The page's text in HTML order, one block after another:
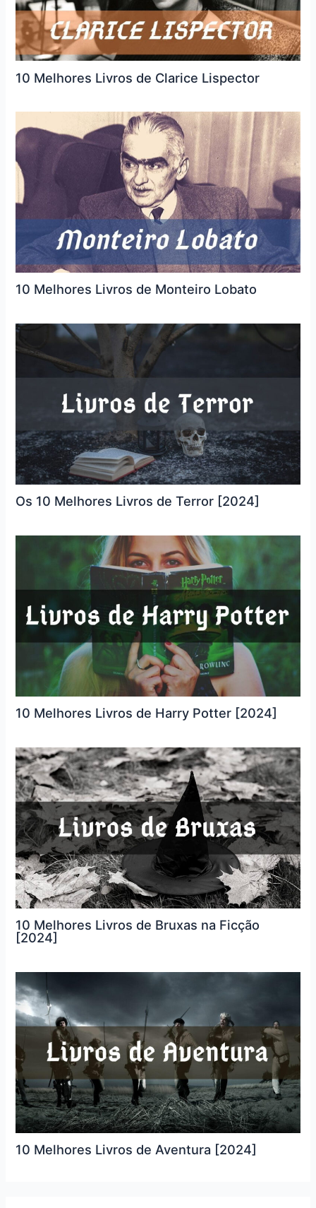
10 Melhores Livros de Clarice Lispector
10 Melhores Livros de Monteiro Lobato
Os 10 Melhores Livros de Terror [2024]
10 Melhores Livros de Harry Potter [2024]
10 Melhores Livros de Bruxas na Ficção
[2024]
10 Melhores Livros de Aventura [2024]